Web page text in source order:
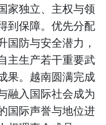
家独立、主权与领
到保障。优先分配
国防与安全潜力，
主生产若干重要武
果。越南圆满完成
融入国际社会成为
国际声誉与地位进